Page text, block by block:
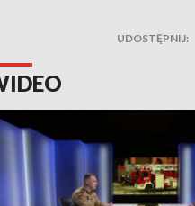
UDOSTĘPNIJ: